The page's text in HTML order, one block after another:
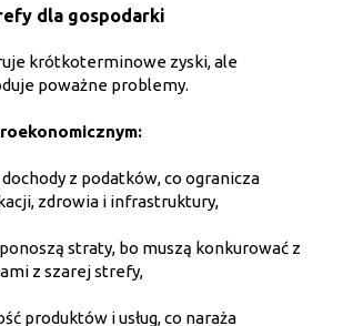
dla gospodarki
krótkoterminowe zyski, ale
poważne problemy.
z podatków, co ogranicza
zdrowia i infrastruktury,
straty, bo muszą konkurować z
z szarej strefy,
produktów i usług, co naraża